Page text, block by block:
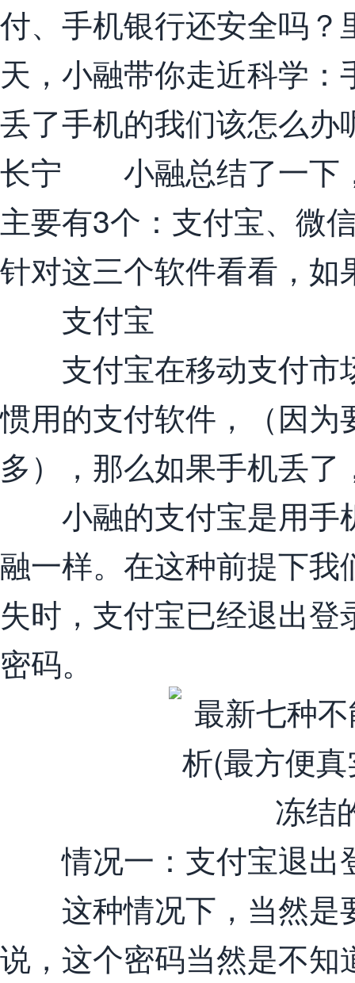
付、手机银行还安全吗
天，小融带你走近科学
丢了手机的我们该怎么办
长宁 小融总结了一下
主要有3个：支付宝、微
针对这三个软件看看，
支付宝
支付宝在移动支付市
惯用的支付软件，（因
多），那么如果手机丢
小融的支付宝是用手
融一样。在这种前提下
失时，支付宝已经退出
密码。
情况一：支付宝退出
这种情况下，当然是
说，这个密码当然是不